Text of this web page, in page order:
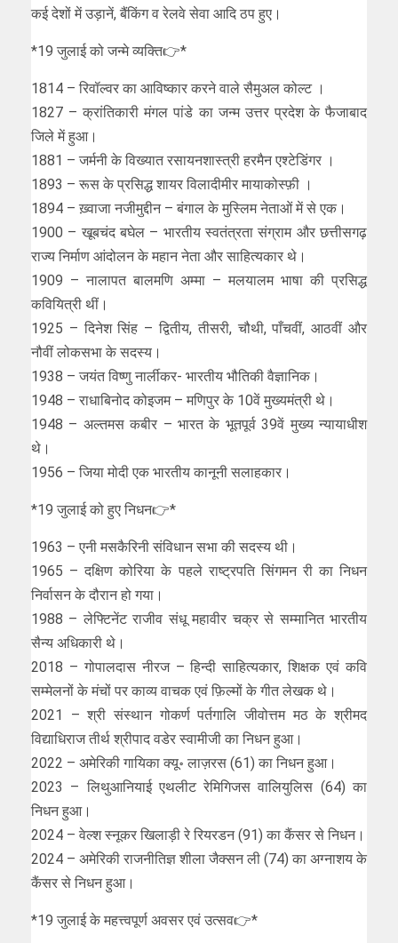
कई देशों में उड़ानें, बैंकिंग व रेलवे सेवा आदि ठप हुए।
*19 जुलाई को जन्मे व्यक्ति👉*
1814 – रिवॉल्‍वर का आविष्‍कार करने वाले सैमुअल कोल्‍ट ।
1827 – क्रांतिकारी मंगल पांडे का जन्म उत्तर प्रदेश के फैजाबाद
जिले में हुआ।
1881 – जर्मनी के विख्यात रसायनशास्त्री हरमैन एश्टेडिंगर ।
1893 – रूस के प्रसिद्ध शायर विलादीमीर मायाकोस्फ़ी ।
1894 – ख़्वाजा नजीमुद्दीन – बंगाल के मुस्लिम नेताओं में से एक।
1900 – खूबचंद बघेल – भारतीय स्वतंत्रता संग्राम और छत्तीसगढ़
राज्य निर्माण आंदोलन के महान नेता और साहित्यकार थे।
1909 – नालापत बालमणि अम्मा – मलयालम भाषा की प्रसिद्ध
कवियित्री थीं।
1925 – दिनेश सिंह – द्वितीय, तीसरी, चौथी, पाँचवीं, आठवीं और
नौवीं लोकसभा के सदस्य।
1938 – जयंत विष्णु नार्लीकर- भारतीय भौतिकी वैज्ञानिक।
1948 – राधाबिनोद कोइजम – मणिपुर के 10वें मुख्यमंत्री थे।
1948 – अल्तमस कबीर – भारत के भूतपूर्व 39वें मुख्य न्यायाधीश
थे।
1956 – जिया मोदी एक भारतीय कानूनी सलाहकार।
*19 जुलाई को हुए निधन👉*
1963 – एनी मसकैरिनी संविधान सभा की सदस्य थी।
1965 – दक्षिण कोरिया के पहले राष्ट्रपति सिंगमन री का निधन
निर्वासन के दौरान हो गया।
1988 – लेफ्टिनेंट राजीव संधू महावीर चक्र से सम्मानित भारतीय
सैन्य अधिकारी थे।
2018 – गोपालदास नीरज – हिन्दी साहित्यकार, शिक्षक एवं कवि
सम्मेलनों के मंचों पर काव्य वाचक एवं फ़िल्मों के गीत लेखक थे।
2021 – श्री संस्थान गोकर्ण पर्तगालि जीवोत्तम मठ के श्रीमद
विद्याधिराज तीर्थ श्रीपाद वडेर स्वामीजी का निधन हुआ।
2022 – अमेरिकी गायिका क्यू॰ लाज़रस (61) का निधन हुआ।
2023 – लिथुआनियाई एथलीट रेमिगिजस वालियुलिस (64) का
निधन हुआ।
2024 – वेल्श स्नूकर खिलाड़ी रे रियरडन (91) का कैंसर से निधन।
2024 – अमेरिकी राजनीतिज्ञ शीला जैक्सन ली (74) का अग्नाशय के
कैंसर से निधन हुआ।
*19 जुलाई के महत्त्वपूर्ण अवसर एवं उत्सव👉*